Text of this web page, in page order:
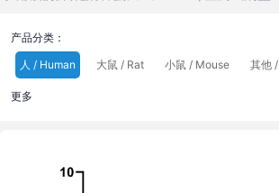
产品分类：
人 / Human
大鼠 / Rat 小鼠 / Mouse 其他
更多